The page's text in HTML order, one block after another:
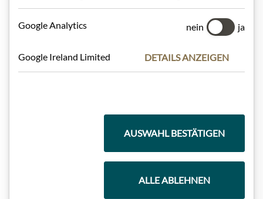
Highlights aus unserem Sortiment
Google Analytics nein ja
Google Ireland Limited DETAILS ANZEIGEN
AUSWAHL BESTÄTIGEN
ALLE ABLEHNEN